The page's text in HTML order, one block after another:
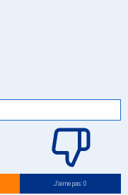
J’aime pas: 0